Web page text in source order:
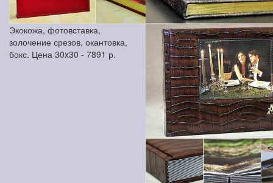
Экокожа, фотовставка,
золочение срезов, окантовка,
бокс. Цена 30x30 - 7891 р.